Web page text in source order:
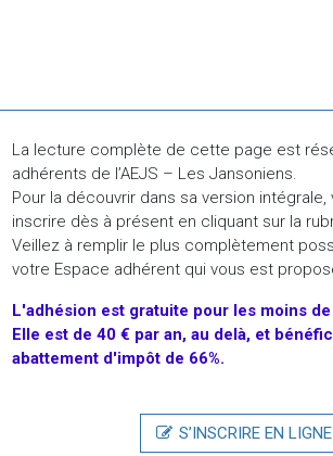
La lecture complète de cette page est
adhérents de l’AEJS – Les Jansoniens.
Pour la découvrir dans sa version
inscrire dès à présent en cliquant sur la
Veillez à remplir le plus complètement
votre Espace adhérent qui vous est
L'adhésion est gratuite pour les moins de
Elle est de 40 € par an, au delà, et
abattement d'impôt de 66%.
S’INSCRIRE EN LIGNE
JobTeaserInternational Business
Vente-unique.comTraffic Manager -
CDI - Paris (France)
CDI - Paris (France)
Louis VuittonStage - Assistant.e
Stage - Paris (France)